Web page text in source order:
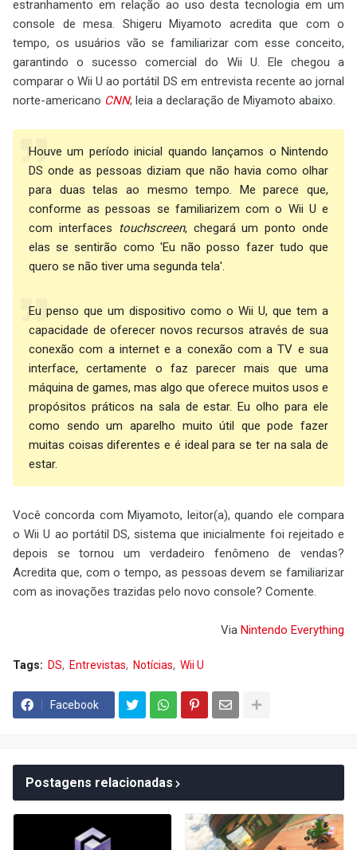
estranhamento em relação ao uso desta tecnologia em um
console de mesa. Shigeru Miyamoto acredita que com o
tempo, os usuários vão se familiarizar com esse conceito,
garantindo o sucesso comercial do Wii U. Ele chegou a
comparar o Wii U ao portátil DS em entrevista recente ao jornal
norte-americano CNN; leia a declaração de Miyamoto abaixo.
Houve um período inicial quando lançamos o Nintendo
DS onde as pessoas diziam que não havia como olhar
para duas telas ao mesmo tempo. Me parece que,
conforme as pessoas se familiarizem com o Wii U e
com interfaces
touchscreen, chegará um ponto onde
elas se sentirão como 'Eu não posso fazer tudo que
quero se não tiver uma segunda tela'.
Eu penso que um dispositivo como o Wii U, que tem a
capacidade de oferecer novos recursos através de sua
conexão com a internet e a conexão com a TV e sua
interface, certamente o faz parecer mais que uma
máquina de games, mas algo que oferece muitos usos e
propósitos práticos na sala de estar. Eu olho para ele
como sendo um aparelho muito útil que pode fazer
muitas coisas diferentes e é ideal para se ter na sala de
estar.
Você concorda com Miyamoto, leitor(a), quando ele compara
o Wii U ao portátil DS, sistema que inicialmente foi rejeitado e
depois se tornou um verdadeiro fenômeno de vendas?
Acredita que, com o tempo, as pessoas devem se familiarizar
com as inovações trazidas pelo novo console? Comente.
Via Nintendo Everything
Tags: DS Entrevistas Notícias Wii U
Facebook
Postagens relacionadas